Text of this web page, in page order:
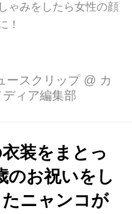
ゃみをしたら女性の顔
！
ースクリップ @ カ
ディア編集部
装をまとっ
のお祝いをし
ニャンコが